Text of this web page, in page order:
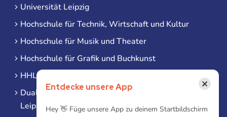
Universität Leipzig
Hochschule für Technik, Wirtschaft und Kultur
Hochschule für Musik und Theater
Hochschule für Grafik und Buchkunst
HHL Leipzig
Duale Hochschule Sachsen (DHSN) am Standort
Leipzig
Entdecke unsere App ×
Hey 👋 Füge unsere App zu deinem Startbildschirm